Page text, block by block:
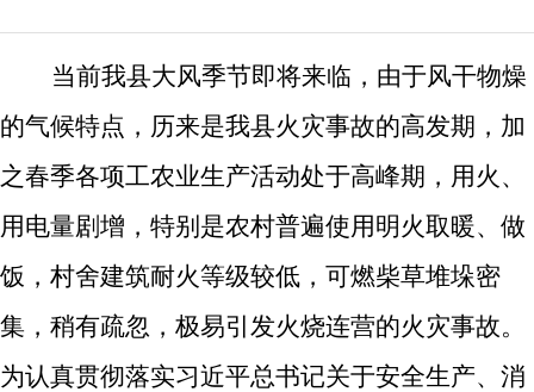
当前我县大风季节即将来临，由于风干物燥
的气候特点，历来是我县火灾事故的高发期，加
之春季各项工农业生产活动处于高峰期，用火、
用电量剧增，特别是农村普遍使用明火取暖、做
饭，村舍建筑耐火等级较低，可燃柴草堆垛密
集，稍有疏忽，极易引发火烧连营的火灾事故。
为认真贯彻落实习近平总书记关于安全生产、消